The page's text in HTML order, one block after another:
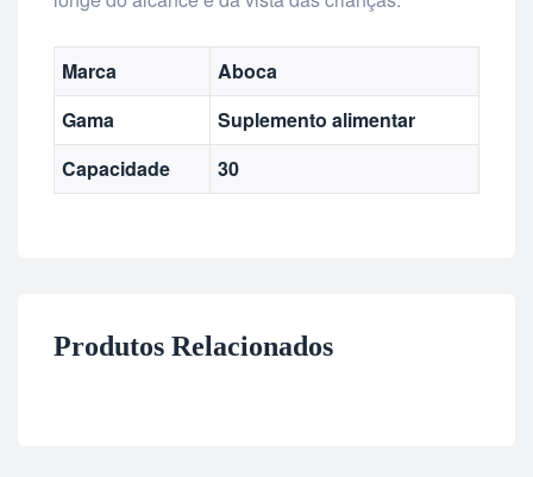
Marca
Aboca
Gama
Suplemento alimentar
Capacidade
30
Produtos Relacionados